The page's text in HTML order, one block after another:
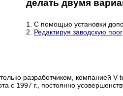
делать двумя
1. С помощью установки
2. Редактируя заводскую
разработчиком, компанией
с 1997 г., постоянно